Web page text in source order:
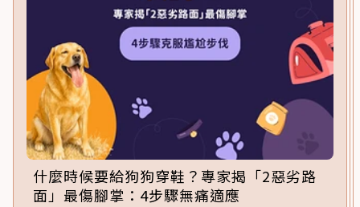
什麼時候要給狗狗穿鞋？專家揭「2惡劣路
面」最傷腳掌：4步驟無痛適應